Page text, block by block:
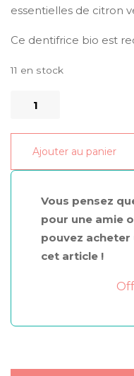
essentielles de citron
Ce dentifrice bio est
11 en stock
quantité
Dentifrice
Solide
Charbon
Ajouter au panier
Vous pensez
pour une amie
pouvez
cet article !